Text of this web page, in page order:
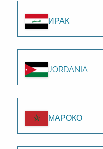
ИРАК
JORDANIA
МАРОКО